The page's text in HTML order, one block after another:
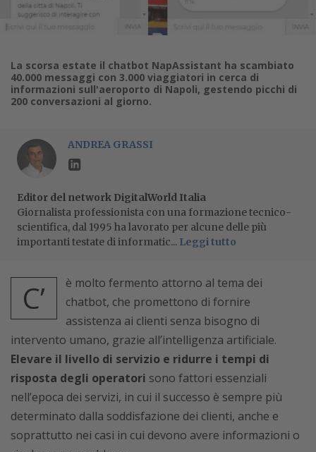
La scorsa estate il chatbot NapAssistant ha scambiato
40.000 messaggi con 3.000 viaggiatori in cerca di
informazioni sull'aeroporto di Napoli, gestendo picchi di
200 conversazioni al giorno.
ANDREA GRASSI
Editor del network DigitalWorld Italia
Giornalista professionista con una formazione tecnico-
scientifica, dal 1995 ha lavorato per alcune delle più
importanti testate di informatic... Leggi tutto
C’
è molto fermento attorno al tema dei
chatbot, che promettono di fornire
assistenza ai clienti senza bisogno di
intervento umano, grazie all’intelligenza artificiale.
Elevare il livello di servizio e ridurre i tempi di
risposta degli operatori sono fattori essenziali
nell’epoca dei servizi, in cui il successo è sempre più
determinato dalla soddisfazione dei clienti, anche e
soprattutto nei casi in cui devono avere informazioni o